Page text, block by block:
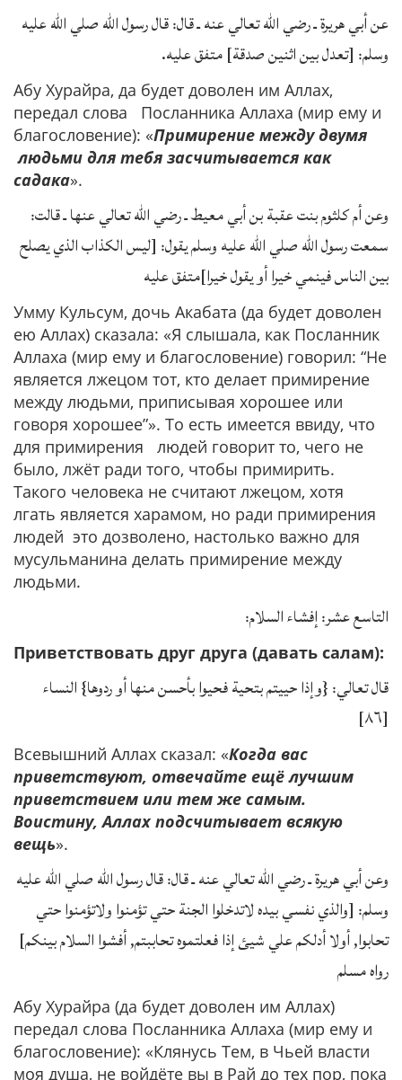
عن أبي هريرة ـ رضي الله تعالي عنه ـ قال: قال رسول الله صلي الله عليه
وسلم: [تعدل بين اثنين صدقة] متفق عليه.
Абу Хурайра, да будет доволен им Аллах,
передал слова Посланника Аллаха (мир ему и
благословение): «Примирение между двумя
людьми для тебя засчитывается как
садака».
وعن أم كلثوم بنت عقبة بن أبي معيط ـ رضي الله تعالي عنها ـ قالت:
سمعت رسول الله صلي الله عليه وسلم يقول: [ليس الكذاب الذي يصلح
بين الناس فينمي خيرا أو يقول خيرا]متفق عليه
Умму Кульсум, дочь Акабата (да будет доволен
ею Аллах) сказала: «Я слышала, как Посланник
Аллаха (мир ему и благословение) говорил: “Не
является лжецом тот, кто делает примирение
между людьми, приписывая хорошее или
говоря хорошее”». То есть имеется ввиду, что
для примирения людей говорит то, чего не
было, лжёт ради того, чтобы примирить.
Такого человека не считают лжецом, хотя
лгать является харамом, но ради примирения
людей это дозволено, настолько важно для
мусульманина делать примирение между
людьми.
التاسع عشر: إفشاء السلام:
Приветствовать друг друга (давать салам):
قال تعالي: {وإذا حييتم بتحية فحيوا بأحسن منها أو ردوها} النساء
[٨٦]
Всевышний Аллах сказал: «Когда вас
приветствуют, отвечайте ещё лучшим
приветствием или тем же самым.
Воистину, Аллах подсчитывает всякую
вещь».
وعن أبي هريرة ـ رضي الله تعالي عنه ـ قال: قال رسول الله صلي الله عليه
وسلم: [والذي نفسي بيده لاتدخلوا الجنة حتي تؤمنوا ولاتؤمنوا حتي
تحابوا, أولا أدلكم علي شيئ إذا فعلتموه تحاببتم, أفشوا السلام بينكم]
رواه مسلم
Абу Хурайра (да будет доволен им Аллах)
передал слова Посланника Аллаха (мир ему и
благословение): «Клянусь Тем, в Чьей власти
моя душа, не войдёте вы в Рай до тех пор, пока